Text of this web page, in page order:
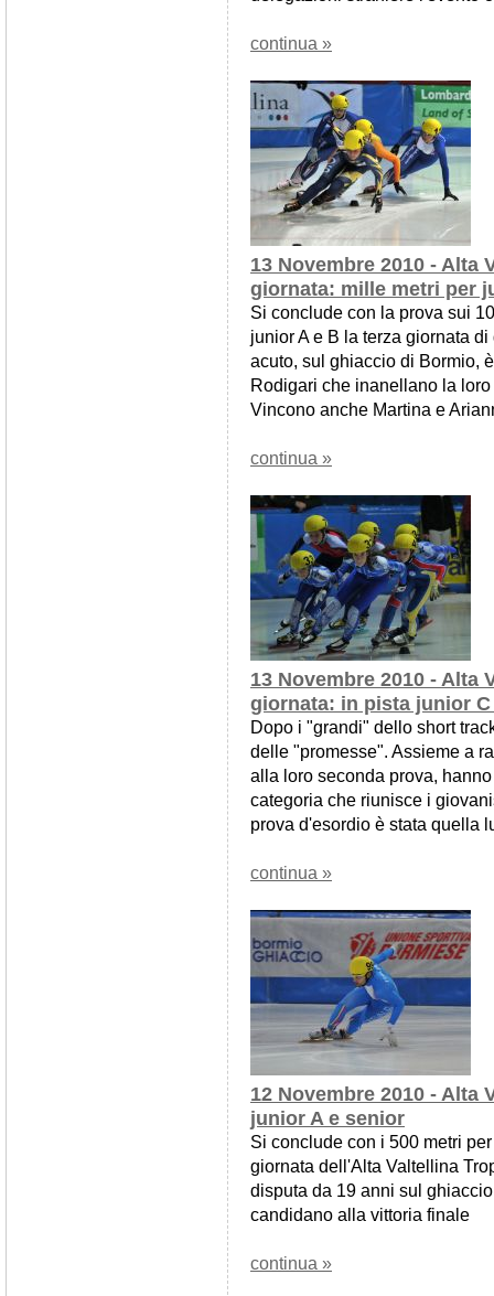
continua »
13 Novembre 2010 - Alta
giornata: mille metri per
Si conclude con la prova sui
junior A e B la terza giornata
acuto, sul ghiaccio di Bormio,
Rodigari che inanellano la
Vincono anche Martina e
continua »
13 Novembre 2010 - Alta
giornata: in pista junior
Dopo i "grandi" dello short
delle "promesse". Assieme a
alla loro seconda prova,
categoria che riunisce i
prova d'esordio è stata quella
continua »
12 Novembre 2010 - Alta
junior A e senior
Si conclude con i 500 metri
giornata dell'Alta Valtellina
disputa da 19 anni sul
candidano alla vittoria finale
continua »